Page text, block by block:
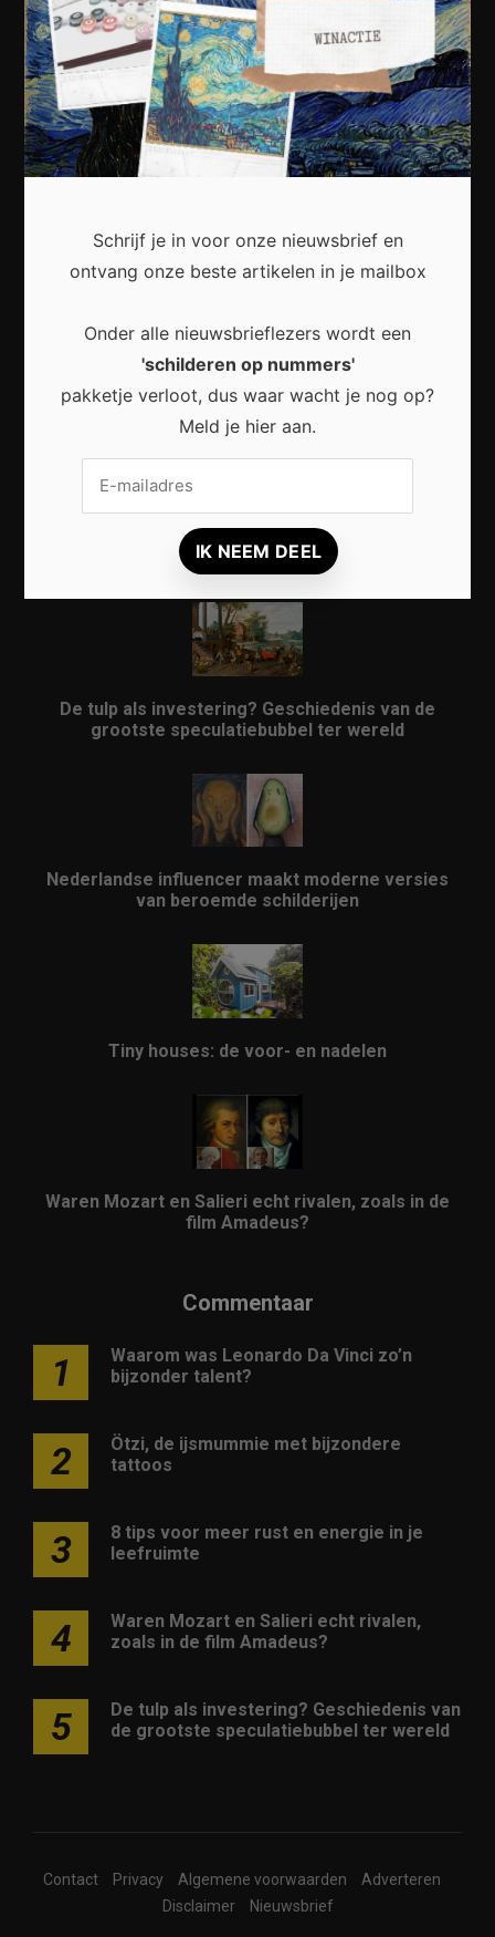
Hoe ambacht en vakmanschap opnieuw
gewaardeerd worden in een moderne samenleving
spelen in de kunstwereld
Popular
8 tips voor meer rust en energie in je leefruimte
De tulp als investering? Geschiedenis van de
grootste speculatiebubbel ter wereld
Nederlandse influencer maakt moderne versies
van beroemde schilderijen
Tiny houses: de voor- en nadelen
Waren Mozart en Salieri echt rivalen, zoals in de
film Amadeus?
Commentaar
1
Waarom was Leonardo Da Vinci zo’n
bijzonder talent?
2
Ötzi, de ijsmummie met bijzondere
tattoos
3
8 tips voor meer rust en energie in je
leefruimte
4
Waren Mozart en Salieri echt rivalen,
zoals in de film Amadeus?
5
De tulp als investering? Geschiedenis van
de grootste speculatiebubbel ter wereld
Contact Privacy Algemene voorwaarden
Adverteren
Disclaimer
Nieuwsbrief
Schrijf je in voor onze nieuwsbrief en
ontvang onze beste artikelen in je mailbox
Onder alle nieuwsbrieflezers wordt een
'schilderen op nummers'
pakketje verloot, dus waar wacht je nog op?
Meld je hier aan.